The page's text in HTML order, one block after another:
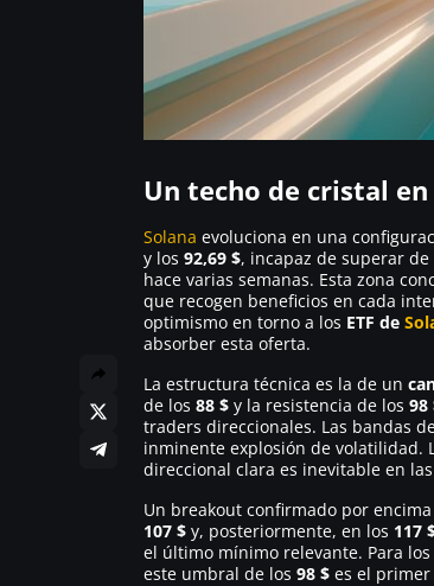
Un techo de cristal
Solana evoluciona en una
y los 92,69 $, incapaz de superar
hace varias semanas. Esta zona
que recogen beneficios en cada
optimismo en torno a los ETF de
absorber esta oferta.
La estructura técnica es la de un
de los 88 $ y la resistencia de los 98
traders direccionales. Las bandas
inminente explosión de volatilidad.
direccional clara es inevitable en
Un breakout confirmado por
107 $ y, posteriormente, en los 117
el último mínimo relevante. Para
este umbral de los 98 $ es el